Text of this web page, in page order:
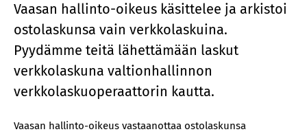
Vaasan hallinto-oikeus käsittelee ja arkistoi
ostolaskunsa vain verkkolaskuina.
Pyydämme teitä lähettämään laskut
verkkolaskuna valtionhallinnon
verkkolaskuoperaattorin kautta.
Vaasan hallinto-oikeus vastaanottaa ostolaskunsa